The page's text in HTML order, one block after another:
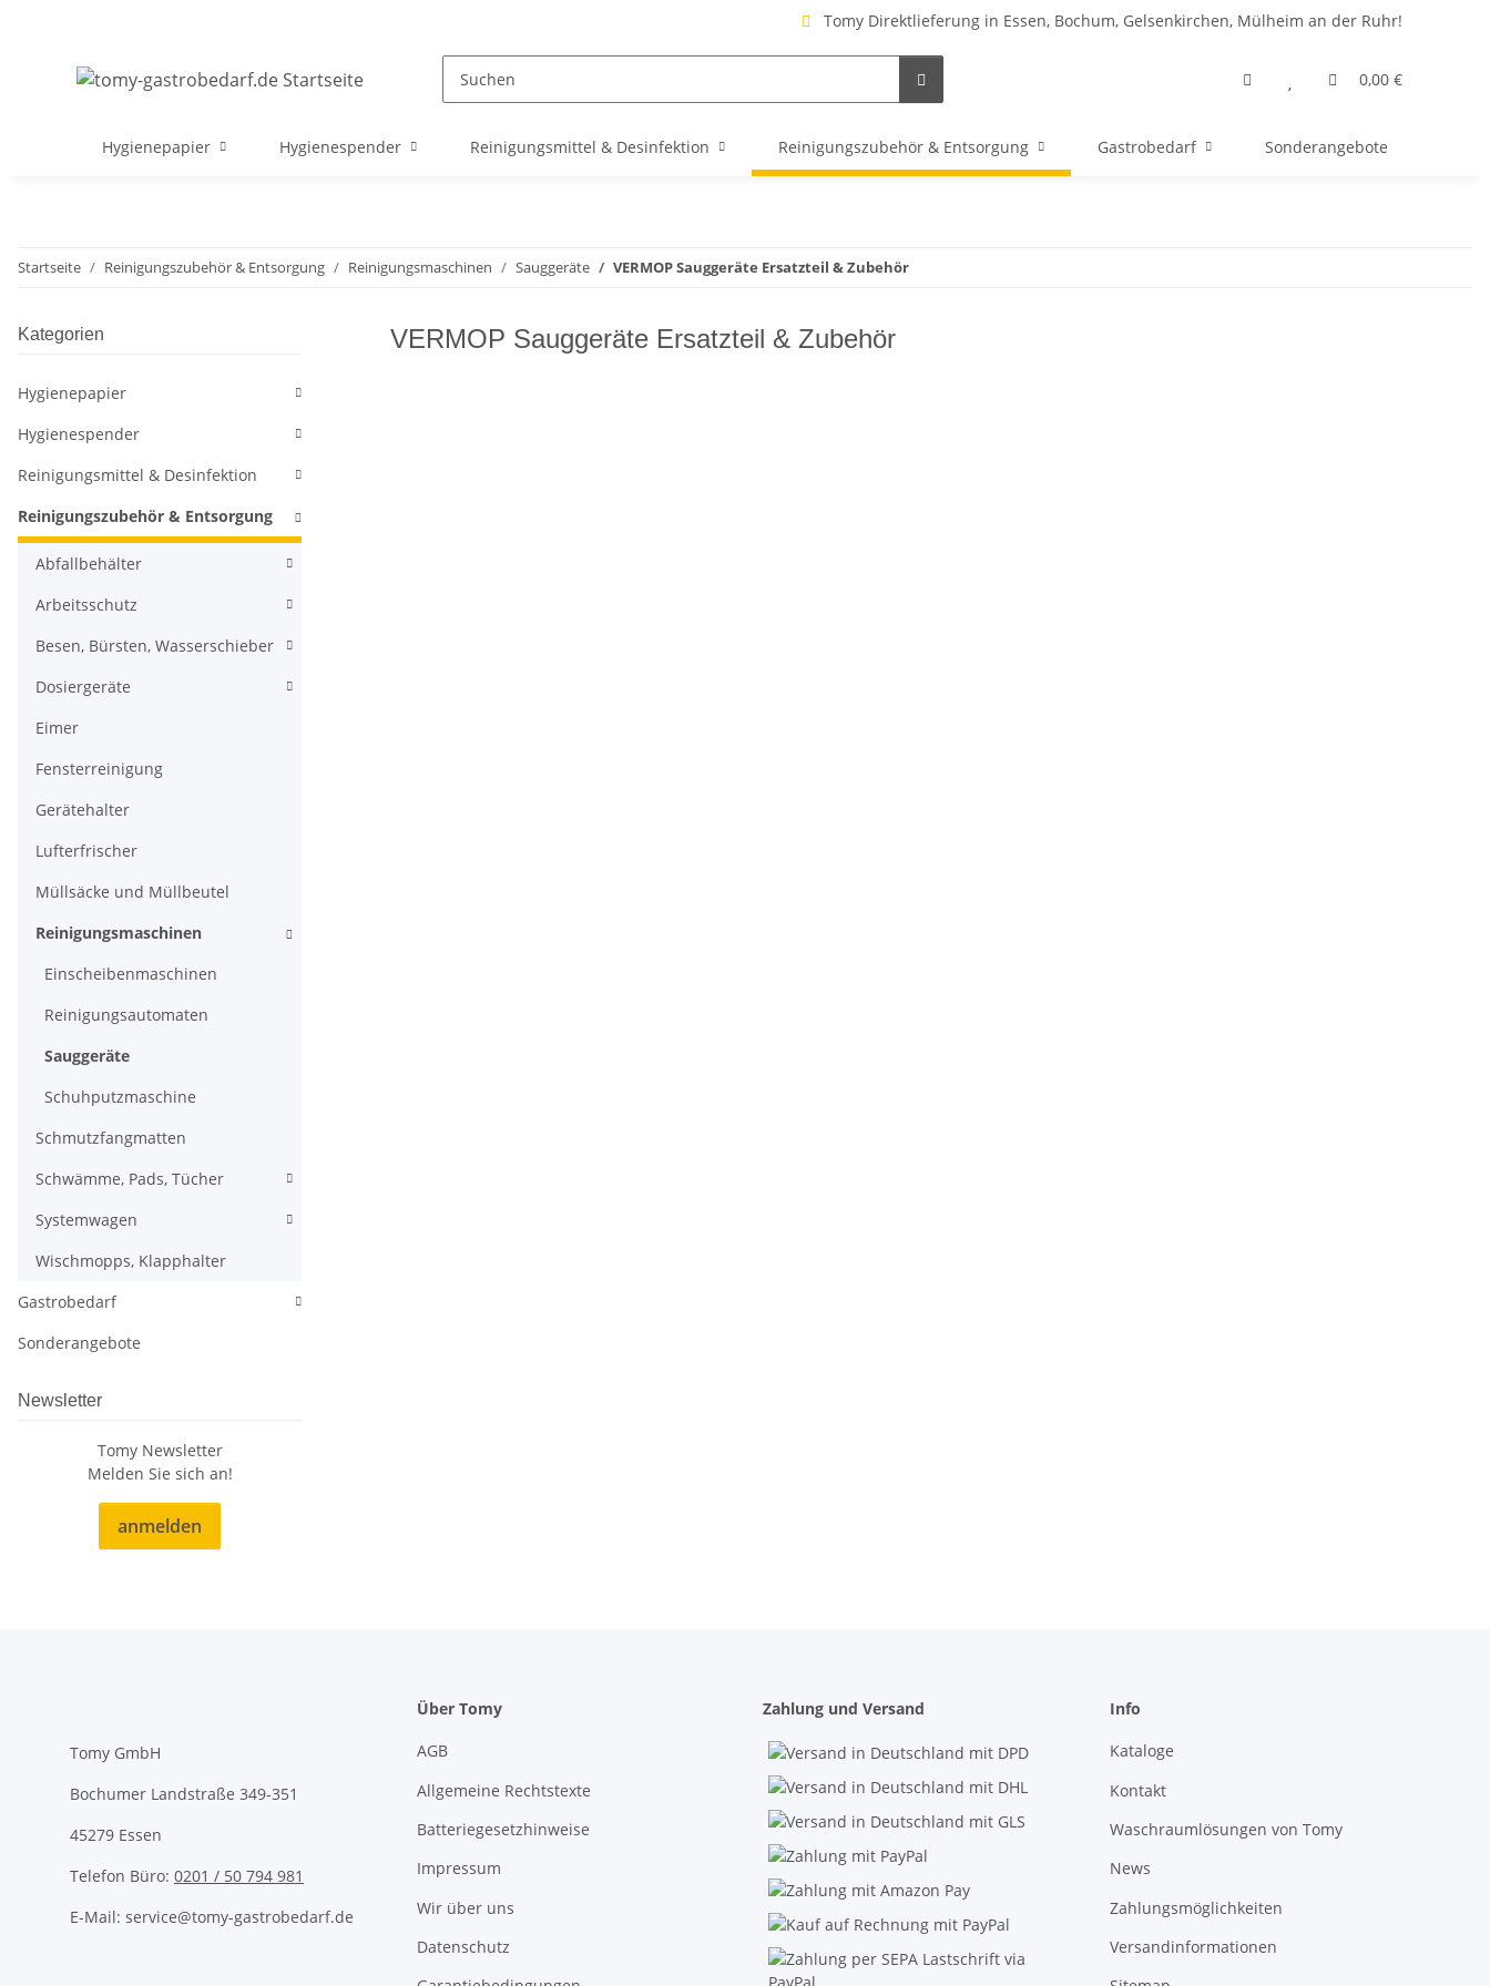
Tomy Direktlieferung in Essen, Bochum, Gelsenkirchen, Mülheim an der Ruhr!
0,00 €
Hygienepapier Hygienespender Reinigungsmittel & Desinfektion Reinigungszubehör & Entsorgung Gastrobedarf Sonderangebote
Startseite Reinigungszubehör & Entsorgung Reinigungsmaschinen Sauggeräte VERMOP Sauggeräte Ersatzteil & Zubehör
VERMOP Sauggeräte Ersatzteil & Zubehör
Kategorien
Hygienepapier
Hygienespender
Reinigungsmittel & Desinfektion
Reinigungszubehör & Entsorgung
Abfallbehälter
Arbeitsschutz
Besen, Bürsten, Wasserschieber
Dosiergeräte
Eimer
Fensterreinigung
Gerätehalter
Lufterfrischer
Müllsäcke und Müllbeutel
Reinigungsmaschinen
Einscheibenmaschinen
Reinigungsautomaten
Sauggeräte
Schuhputzmaschine
Schmutzfangmatten
Schwämme, Pads, Tücher
Systemwagen
Wischmopps, Klapphalter
Gastrobedarf
Sonderangebote
Newsletter
Tomy Newsletter
Melden Sie sich an!
anmelden
Tomy GmbH
Bochumer Landstraße 349-351
45279 Essen
Telefon Büro: 0201 / 50 794 981
E-Mail: service@tomy-gastrobedarf.de
Über Tomy
AGB
Allgemeine Rechtstexte
Batteriegesetzhinweise
Impressum
Wir über uns
Datenschutz
Zahlung und Versand Info
Kataloge
Kontakt
Waschraumlösungen von Tomy
News
Zahlungsmöglichkeiten
Versandinformationen